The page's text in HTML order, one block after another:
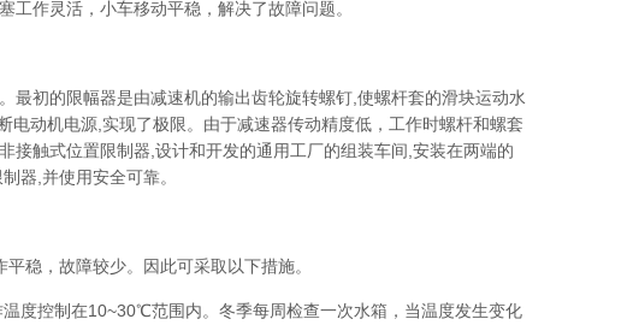
作灵活，小车移动平稳，解决了故障问题。
初的限幅器是由减速机的输出齿轮旋转螺钉,使螺杆套的滑块运动水
动机电源,实现了极限。由于减速器传动精度低，工作时螺杆和螺套
接触式位置限制器,设计和开发的通用工厂的组装车间,安装在两端的
器,并使用安全可靠。
，故障较少。因此可采取以下措施。
控制在10~30℃范围内。冬季每周检查一次水箱，当温度发生变化